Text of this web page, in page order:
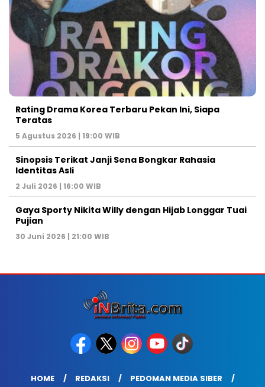
Rating Drama Korea Terbaru Pekan Ini, Siapa
Teratas
5 Agustus 2026 | 19:00 WIB
Sinopsis Terikat Janji Sena Bongkar Rahasia
Identitas Asli
2 Juli 2026 | 16:00 WIB
Gaya Sporty Nikita Willy dengan Hijab Longgar Tuai
Pujian
30 Juni 2026 | 21:00 WIB
HOME REDAKSI PEDOMAN MEDIA SIBER